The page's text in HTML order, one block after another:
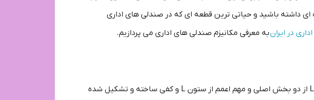
ای داشته باشید و حیاتی ترین قطعه ای که در صندلی های اداری
در ایرانبه معرفی مکانیزم صندلی های اداری می پردازیم.
نکته ای که در معرفی انواع مکانیزم صندلی اداری وجود دارد این است که مکانیزم های L از دو بخش اصلی و مهم اعمم از ستون L و کفی ساخته و تشکیل شده